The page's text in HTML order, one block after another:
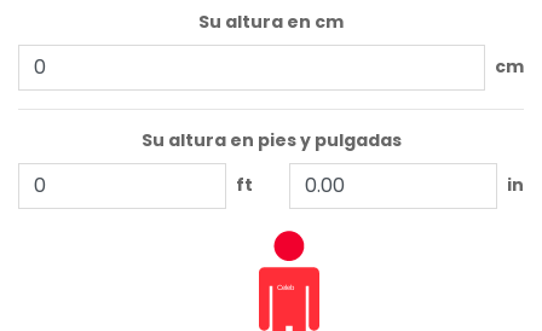
Su altura en cm
cm
Su altura en pies y pulgadas
ft
in